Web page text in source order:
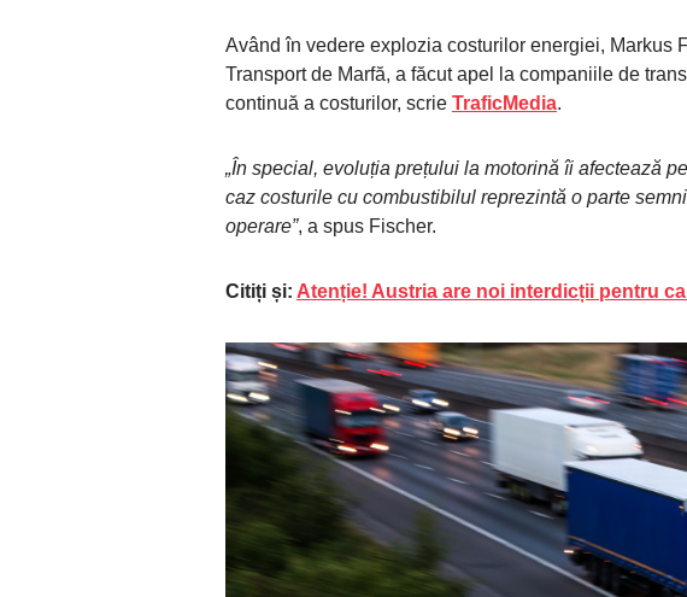
Având în vedere explozia costurilor energiei, Markus
Transport de Marfă, a făcut apel la companiile de
continuă a costurilor, scrie TraficMedia.
„În special, evoluția prețului la motorină îi afectează
caz costurile cu combustibilul reprezintă o parte
operare”, a spus Fischer.
Citiți și: Atenție! Austria are noi interdicții pentru